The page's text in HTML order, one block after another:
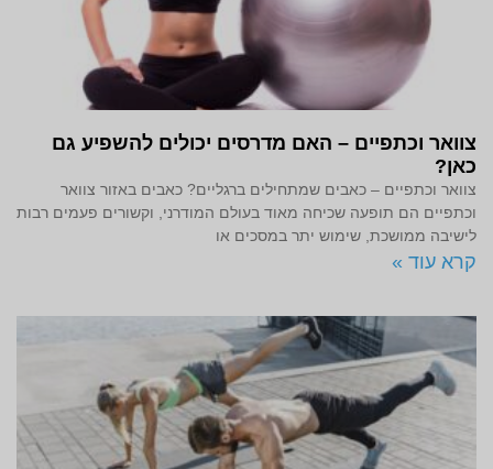
צוואר וכתפיים – האם מדרסים יכולים להשפיע גם
כאן?
צוואר וכתפיים – כאבים שמתחילים ברגליים? כאבים באזור צוואר
וכתפיים הם תופעה שכיחה מאוד בעולם המודרני, וקשורים פעמים רבות
לישיבה ממושכת, שימוש יתר במסכים או
קרא עוד »